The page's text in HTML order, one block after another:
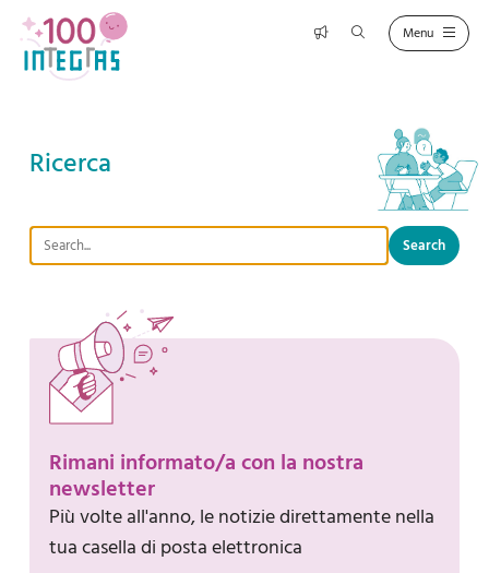
Ricerca
Search string (at lest 3 signs)
Rimani informato/a con la nostra
newsletter
Più volte all'anno, le notizie direttamente nella
tua casella di posta elettronica